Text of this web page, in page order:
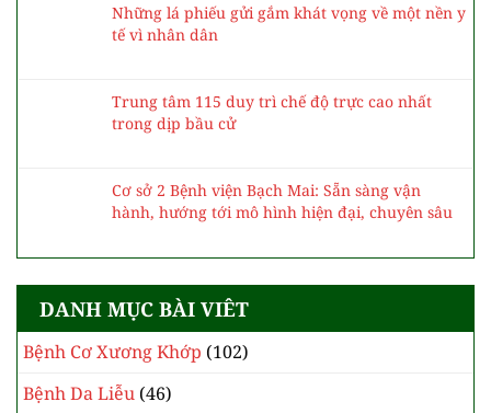
Những lá phiếu gửi gắm khát vọng về một nền y
tế vì nhân dân
Trung tâm 115 duy trì chế độ trực cao nhất
trong dịp bầu cử
Cơ sở 2 Bệnh viện Bạch Mai: Sẵn sàng vận
hành, hướng tới mô hình hiện đại, chuyên sâu
DANH MỤC BÀI VIÊT
Bệnh Cơ Xương Khớp (102)
Bệnh Da Liễu (46)